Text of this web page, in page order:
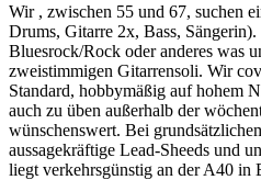
Wir , zwischen 55 und 67, suchen
Drums, Gitarre 2x, Bass,
Bluesrock/Rock oder anderes was
zweistimmigen Gitarrensoli. Wir
Standard, hobbymäßig auf hohem
auch zu üben außerhalb der
wünschenswert. Bei
aussagekräftige Lead-Sheeds und
liegt verkehrsgünstig an der A40 in